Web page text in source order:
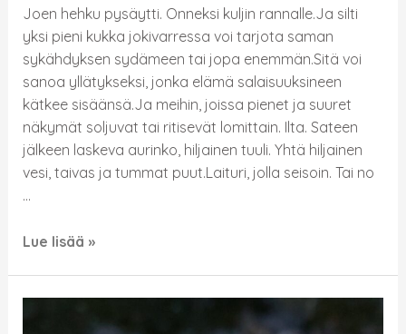
Joen hehku pysäytti. Onneksi kuljin rannalle.Ja silti
yksi pieni kukka jokivarressa voi tarjota saman
sykähdyksen sydämeen tai jopa enemmän.Sitä voi
sanoa yllätykseksi, jonka elämä salaisuuksineen
kätkee sisäänsä.Ja meihin, joissa pienet ja suuret
näkymät soljuvat tai ritisevät lomittain. Ilta. Sateen
jälkeen laskeva aurinko, hiljainen tuuli. Yhtä hiljainen
vesi, taivas ja tummat puut.Laituri, jolla seisoin. Tai no
…
Lue lisää »